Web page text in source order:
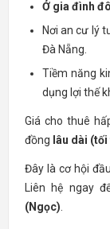
Ở gia đình
Nơi an cư lý
Đà Nẵng.
Tiềm năng
dụng lợi thế
Giá cho thuê
đồng lâu dài
Đây là cơ hội
Liên hệ ngay
(Ngọc)